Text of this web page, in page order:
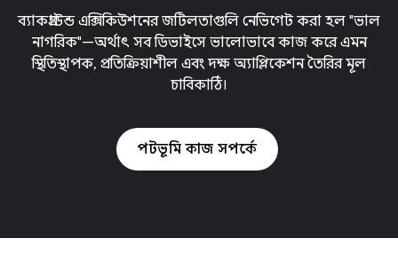
ব্যাকগ্রাউন্ড এক্সিকিউশনের জটিলতাগুলি নেভিগেট করা হল "ভাল
নাগরিক"—অর্থাৎ সব ডিভাইসে ভালোভাবে কাজ করে এমন
স্থিতিস্থাপক, প্রতিক্রিয়াশীল এবং দক্ষ অ্যাপ্লিকেশন তৈরির মূল
চাবিকাঠি।
পটভূমি কাজ সম্পর্কে